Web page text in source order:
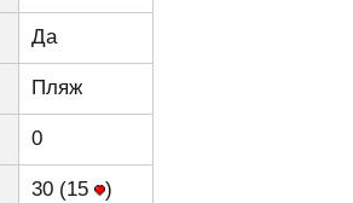
Да
Пляж
0
30 (15 )